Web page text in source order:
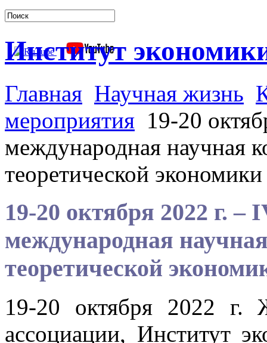
Институт
Главная Научная жизнь
мероприятия 19-20
международная научная
теоретической экономики
19-20 октября 2022 г. –
международная
теоретической
19-20 октября 2022 г.
ассоциации, Институт